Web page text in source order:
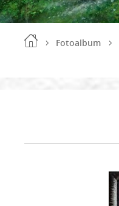
Fotoalbum